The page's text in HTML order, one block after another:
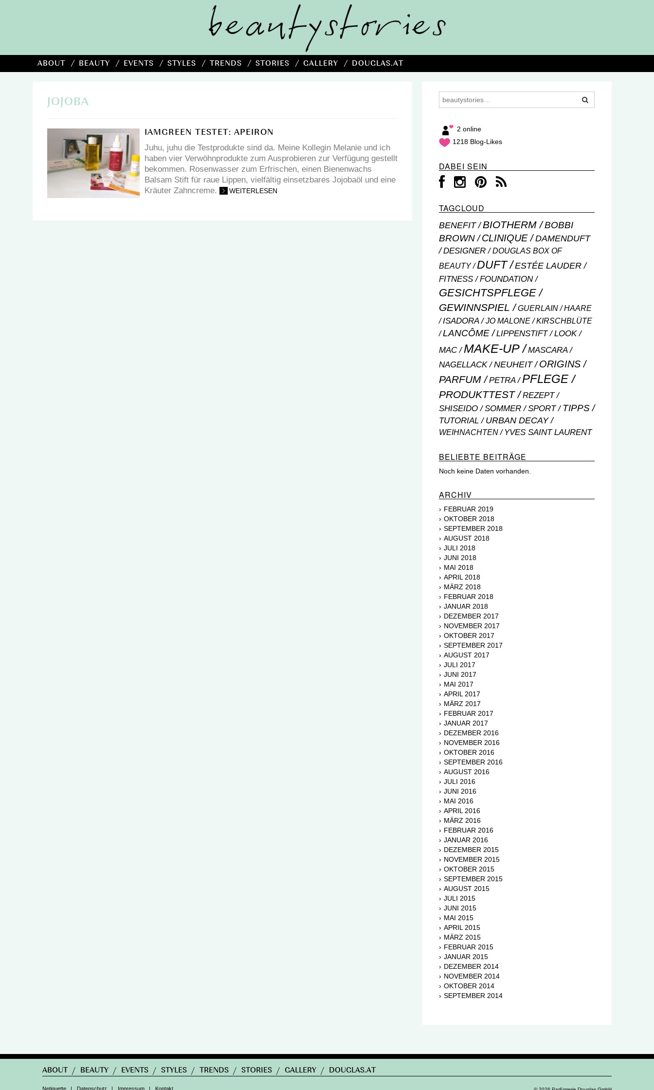
ABOUT BEAUTY EVENTS STYLES TRENDS STORIES GALLERY DOUGLAS.AT
JOJOBA
IAMGREEN TESTET: APEIRON
Juhu, juhu die Testprodukte sind da. Meine Kollegin Melanie und ich
haben vier Verwöhnprodukte zum Ausprobieren zur Verfügung gestellt
bekommen. Rosenwasser zum Erfrischen, einen Bienenwachs
Balsam Stift für raue Lippen, vielfältig einsetzbares Jojobaöl und eine
Kräuter Zahncreme.
WEITERLESEN
2 online
1218 Blog-Likes
DABEI SEIN
TAGCLOUD
BENEFIT BIOTHERM
BOBBI
BROWN
CLINIQUE DAMENDUFT
DESIGNER
DOUGLAS BOX OF
BEAUTY
DUFT
ESTÉE LAUDER
FITNESS
FOUNDATION
GESICHTSPFLEGE
GEWINNSPIEL GUERLAIN HAARE
ISADORA JO MALONE KIRSCHBLÜTE
LANCÔME LIPPENSTIFT
LOOK
MAC
MAKE-UP MASCARA
NAGELLACK NEUHEIT ORIGINS
PARFUM PETRA PFLEGE
PRODUKTTEST REZEPT
SHISEIDO SOMMER SPORT TIPPS
TUTORIAL URBAN DECAY
WEIHNACHTEN YVES SAINT LAURENT
BELIEBTE BEITRÄGE
Noch keine Daten vorhanden.
ARCHIV
FEBRUAR 2019
OKTOBER 2018
SEPTEMBER 2018
AUGUST 2018
JULI 2018
JUNI 2018
MAI 2018
APRIL 2018
MÄRZ 2018
FEBRUAR 2018
JANUAR 2018
DEZEMBER 2017
NOVEMBER 2017
OKTOBER 2017
SEPTEMBER 2017
AUGUST 2017
JULI 2017
JUNI 2017
MAI 2017
APRIL 2017
MÄRZ 2017
FEBRUAR 2017
JANUAR 2017
DEZEMBER 2016
NOVEMBER 2016
OKTOBER 2016
SEPTEMBER 2016
AUGUST 2016
JULI 2016
JUNI 2016
MAI 2016
APRIL 2016
MÄRZ 2016
FEBRUAR 2016
JANUAR 2016
DEZEMBER 2015
NOVEMBER 2015
OKTOBER 2015
SEPTEMBER 2015
AUGUST 2015
JULI 2015
JUNI 2015
MAI 2015
APRIL 2015
MÄRZ 2015
FEBRUAR 2015
JANUAR 2015
DEZEMBER 2014
NOVEMBER 2014
OKTOBER 2014
SEPTEMBER 2014
ABOUT / BEAUTY / EVENTS / STYLES / TRENDS / STORIES / GALLERY / DOUGLAS.AT
Netiquette | Datenschutz | Impressum | Kontakt